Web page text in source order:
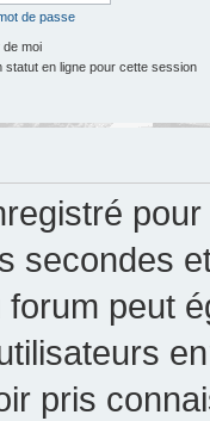
de passe
de moi
statut en ligne pour cette session
secondes
forum peut
pris